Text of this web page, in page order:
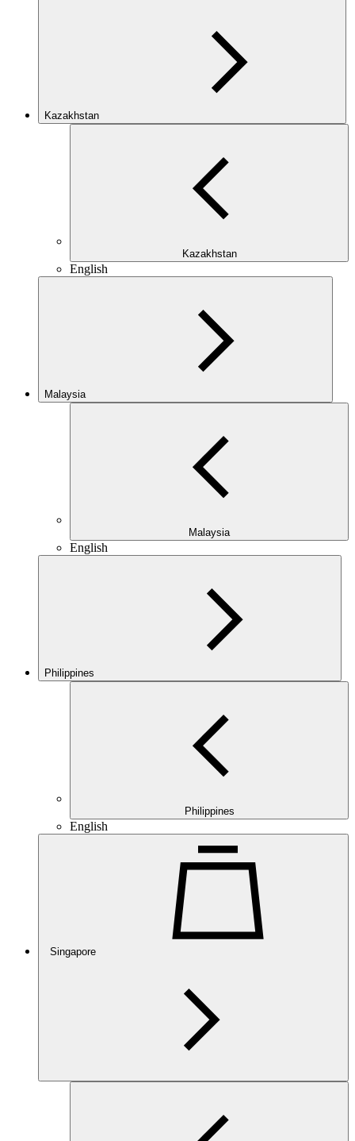
Kazakhstan
Kazakhstan
English
Malaysia
Malaysia
English
Philippines
Philippines
English
Singapore